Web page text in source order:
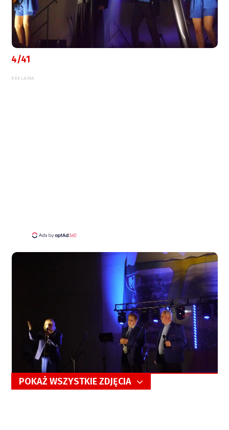
4/41
REKLAMA
POKAŻ WSZYSTKIE ZDJĘCIA